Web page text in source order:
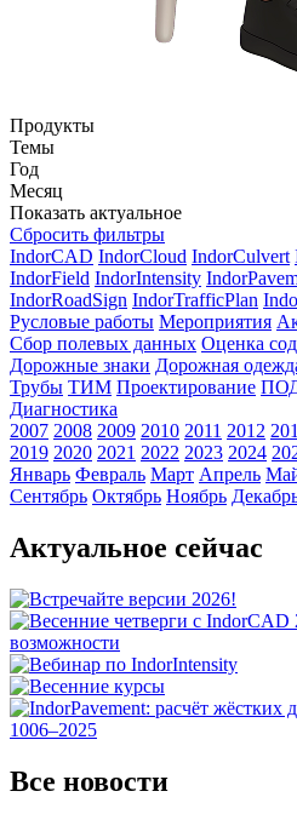
Продукты
Темы
Год
Месяц
Показать актуальное
Сбросить фильтры
IndorCAD IndorCloud IndorCulvert
IndorField IndorIntensity
IndorRoadSign IndorTrafficPlan
Русловые работы Мероприятия
Сбор полевых данных Оценка
Дорожные знаки Дорожная
Трубы ТИМ Проектирование
Диагностика
2007 2008 2009 2010 2011 2012
2019 2020 2021 2022 2023 2024
Январь Февраль Март Апрель
Сентябрь Октябрь Ноябрь
Актуальное сейчас
Все новости